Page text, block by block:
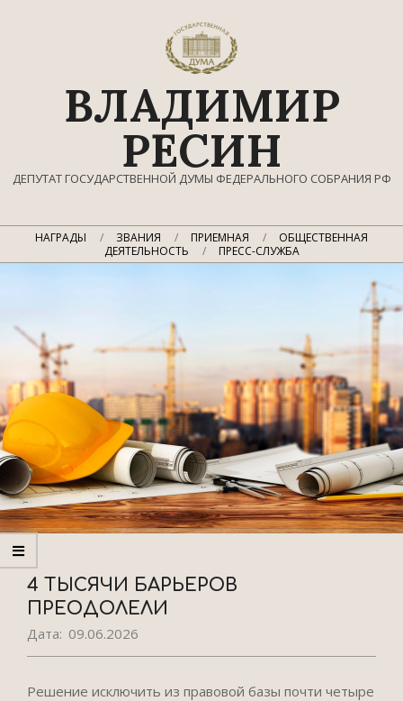
ВЛАДИМИР
РЕСИН
ДЕПУТАТ ГОСУДАРСТВЕННОЙ ДУМЫ ФЕДЕРАЛЬНОГО СОБРАНИЯ РФ
Главное
НАГРАДЫ ЗВАНИЯ ПРИЕМНАЯ
ОБЩЕСТВЕННАЯ
ДЕЯТЕЛЬНОСТЬ
ПРЕСС-СЛУЖБА
4 ТЫСЯЧИ БАРЬЕРОВ
ПРЕОДОЛЕЛИ
Дата: 09.06.2026
Решение исключить из правовой базы почти четыре